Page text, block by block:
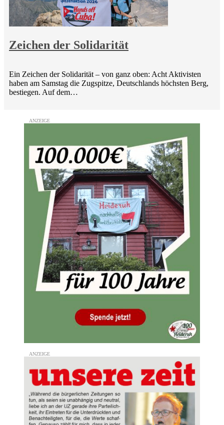
Zeichen der Solidarität
Ein Zeichen der Solidarität – von ganz oben: Acht Aktivisten
haben am Samstag die Zugspitze, Deutschlands höchsten Berg,
bestiegen. Auf dem…